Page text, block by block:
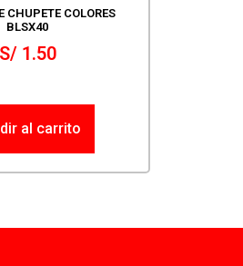
CHUPETE COLORES
BLSX40
S/1.50
al carrito